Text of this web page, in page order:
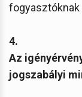
4.
Az
jogszabályi